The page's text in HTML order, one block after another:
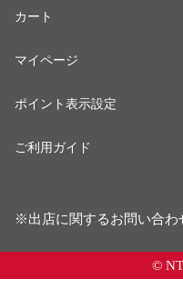
カート
マイページ
ポイント表示設定
ご利用ガイド
※出店に関するお問い合わ
©